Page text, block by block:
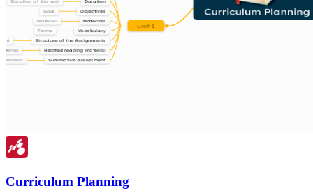
Curriculum Planning